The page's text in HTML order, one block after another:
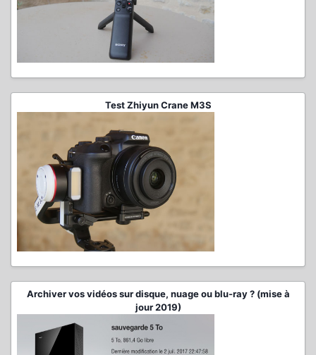
Test Zhiyun Crane M3S
Archiver vos vidéos sur disque, nuage ou blu-ray ? (mise à
jour 2019)